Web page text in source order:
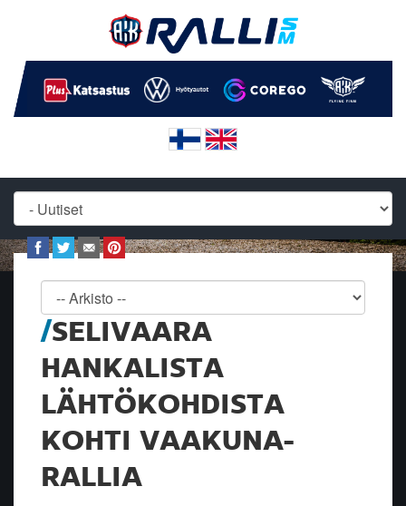
SELIVAARA
HANKALISTA
LÄHTÖKOHDISTA
KOHTI VAAKUNA-
RALLIA